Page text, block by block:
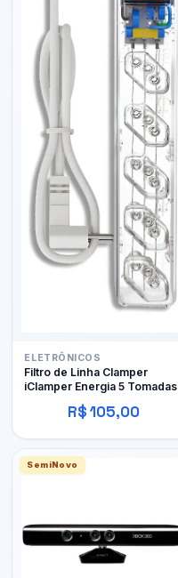
ELETRÔNICOS
Filtro de Linha Clamper
iClamper Energia 5 Tomadas
R$ 105,00
SemiNovo